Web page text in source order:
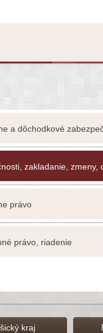
a dôchodkové
zakladanie, zmeny,
právo
právo, riadenie
kraj